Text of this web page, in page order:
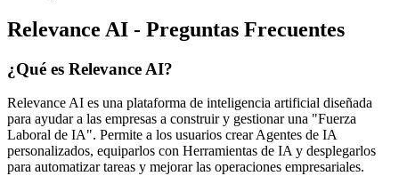
Relevance AI - Preguntas Frecuentes
¿Qué es Relevance AI?
Relevance AI es una plataforma de inteligencia artificial diseñada
para ayudar a las empresas a construir y gestionar una "Fuerza
Laboral de IA". Permite a los usuarios crear Agentes de IA
personalizados, equiparlos con Herramientas de IA y desplegarlos
para automatizar tareas y mejorar las operaciones empresariales.